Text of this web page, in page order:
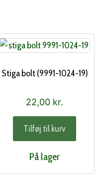
Stiga bolt (9991-1024-19)
22,00 kr.
Tilføj til kurv
På lager